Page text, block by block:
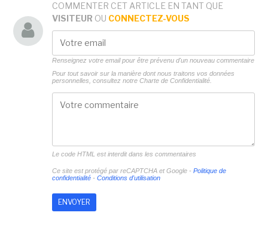
COMMENTER CET ARTICLE EN TANT QUE
VISITEUR OU CONNECTEZ-VOUS
Renseignez votre email pour être prévenu d'un nouveau commentaire
Pour tout savoir sur la manière dont nous traitons vos données
personnelles, consultez notre Charte de Confidentialité.
Le code HTML est interdit dans les commentaires
Ce site est protégé par reCAPTCHA et Google - Politique de
confidentialité- Conditions d'utilisation